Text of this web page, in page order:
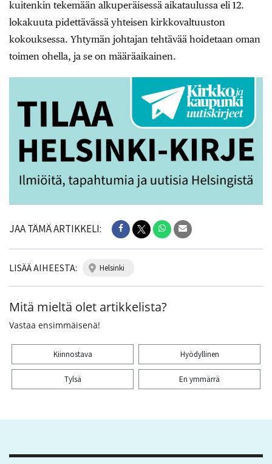
kuitenkin tekemään alkuperäisessä aikataulussa eli 12.
lokakuuta pidettävässä yhteisen kirkkovaltuuston
kokouksessa. Yhtymän johtajan tehtävää hoidetaan oman
toimen ohella, ja se on määräaikainen.
JAA TÄMÄ ARTIKKELI:
LISÄÄ AIHEESTA: helsinki
Mitä mieltä olet artikkelista?
Vastaa ensimmäisenä!
Kiinnostava Hyödyllinen
Tylsä En ymmärrä